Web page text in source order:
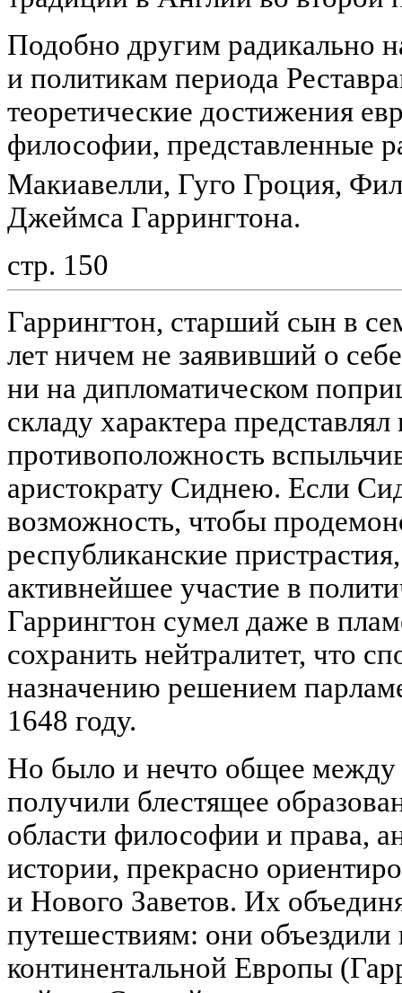
Подобно другим радикально
и политикам периода
теоретические достижения
философии, представленные
Макиавелли, Гуго Гроция,
Джеймса Гаррингтона.
стр. 150
Гаррингтон, старший сын в
лет ничем не заявивший о
ни на дипломатическом
складу характера
противоположность
аристократу Сиднею. Если
возможность, чтобы
республиканские
активнейшее участие в
Гаррингтон сумел даже в
сохранить нейтралитет, что
назначению решением
1648 году.
Но было и нечто общее
получили блестящее
области философии и права,
истории, прекрасно
и Нового Заветов. Их
путешествиям: они объездили
континентальной Европы